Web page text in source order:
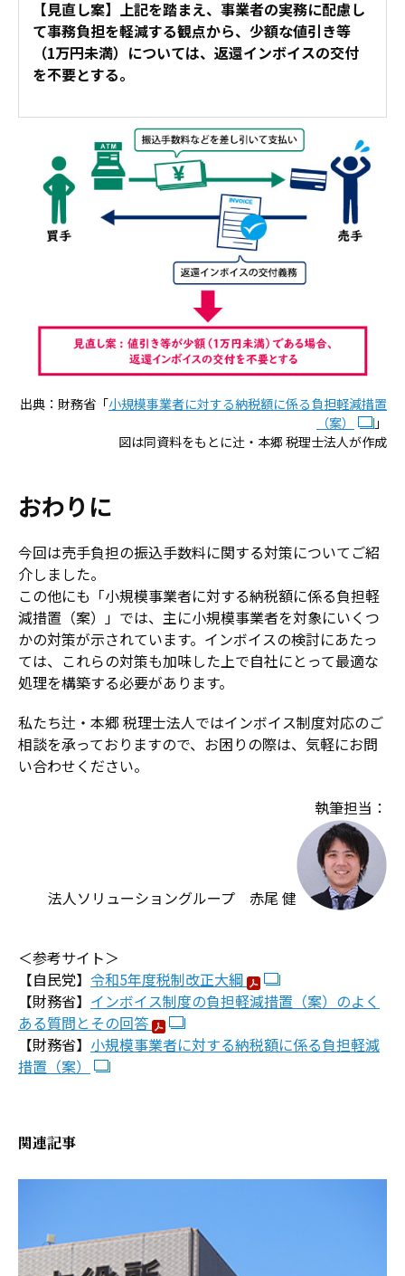
【見直し案】上記を踏まえ、事業者の実務に配慮し
て事務負担を軽減する観点から、 少額な値引き等
（1万円未満）については、返還インボイスの交付
を不要とする。
出典：財務省「小規模事業者に対する納税額に係る負担軽減措置
（案）
」
図は同資料をもとに辻󠄀・本郷 税理士法人が作成
おわりに
今回は売手負担の振込手数料に関する対策についてご紹
介しました。
この他にも「小規模事業者に対する納税額に係る負担軽
減措置（案）」では、主に小規模事業者を対象にいくつ
かの対策が示されています。インボイスの検討にあたっ
ては、これらの対策も加味した上で自社にとって最適な
処理を構築する必要があります。
私たち辻・本郷 税理士法人ではインボイス制度対応のご
相談を承っておりますので、お困りの際は、気軽にお問
い合わせください。
執筆担当：
法人ソリューショングループ 赤尾 健
＜参考サイト＞
【自民党】 令和5年度税制改正大綱
【財務省】 インボイス制度の負担軽減措置（案）のよく
ある質問とその回答
【財務省】 小規模事業者に対する納税額に係る負担軽減
措置（案）
関連記事